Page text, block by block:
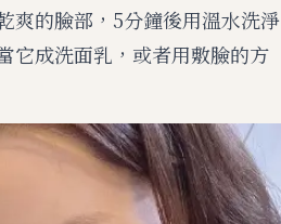
爽的臉部，5分鐘後用溫水洗淨
它成洗面乳，或者用敷臉的方